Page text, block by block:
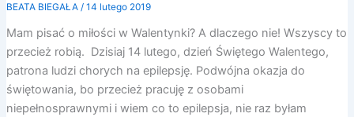
BEATA BIEGAŁA / 14 lutego 2019
Mam pisać o miłości w Walentynki? A dlaczego nie! Wszyscy to
przecież robią. Dzisiaj 14 lutego, dzień Świętego Walentego,
patrona ludzi chorych na epilepsję. Podwójna okazja do
świętowania, bo przecież pracuję z osobami
niepełnosprawnymi i wiem co to epilepsja, nie raz byłam